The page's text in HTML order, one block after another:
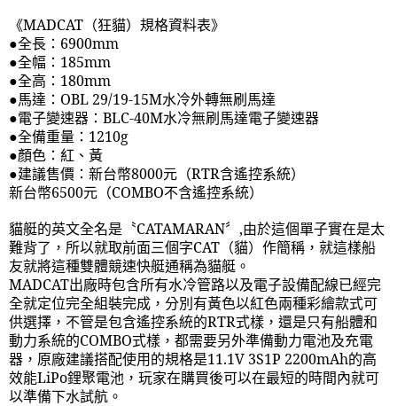
《MADCAT （狂貓）規格資料表》
●全長： 6900mm
●全幅： 185mm
●全高： 180mm
●馬達： OBL 29/19-15M水冷外轉無刷馬達
●電子變速器： BLC-40M水冷無刷馬達電子變速器
●全備重量： 1210g
●顏色：紅、黃
●建議售價：新台幣8000元（RTR含遙控系統）
新台幣6500元（COMBO不含遙控系統）
貓艇的英文全名是〝CATAMARAN〞 ,由於這個單子實在是太
難背了，所以就取前面三個字CAT （貓）作簡稱，就這樣船
友就將這種雙體競速快艇通稱為貓艇。
MADCAT出廠時包含所有水冷管路以及電子設備配線已經完
全就定位完全組裝完成，分別有黃色以紅色兩種彩繪款式可
供選擇，不管是包含遙控系統的RTR式樣，還是只有船體和
動力系統的COMBO式樣，都需要另外準備動力電池及充電
器，原廠建議搭配使用的規格是11.1V 3S1P 2200mAh的高
效能LiPo鋰聚電池，玩家在購買後可以在最短的時間內就可
以準備下水試航。